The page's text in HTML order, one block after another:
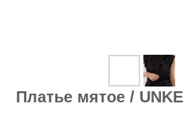
Платье мятое / UNKE